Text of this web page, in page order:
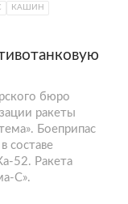
КАШИН
бюро
ракеты
Боеприпас
составе
52. Ракета
С».